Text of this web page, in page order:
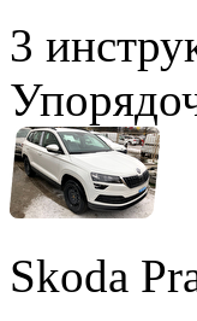
3
Skoda